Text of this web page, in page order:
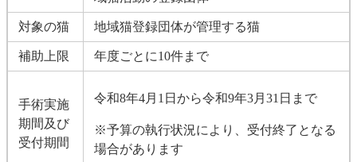
対象の猫 地域猫登録団体が管理する猫
補助上限 年度ごとに10件まで
手術実施
期間及び
受付期間
令和8年4月1日から令和9年3月31日まで
※予算の執行状況により、受付終了となる
場合があります